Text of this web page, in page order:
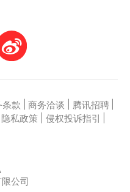
条款 商务洽谈 腾讯招聘
隐私政策 侵权投诉指引
公司